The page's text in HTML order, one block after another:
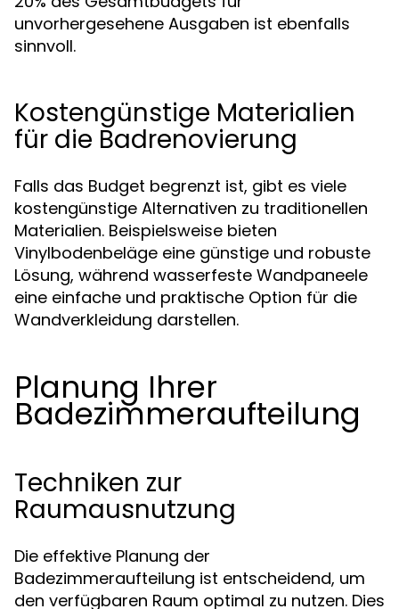
unvorhergesehene Ausgaben ist ebenfalls
sinnvoll.
Kostengünstige Materialien
für die Badrenovierung
Falls das Budget begrenzt ist, gibt es viele
kostengünstige Alternativen zu traditionellen
Materialien. Beispielsweise bieten
Vinylbodenbeläge eine günstige und robuste
Lösung, während wasserfeste Wandpaneele
eine einfache und praktische Option für die
Wandverkleidung darstellen.
Planung Ihrer
Badezimmeraufteilung
Techniken zur
Raumausnutzung
Die effektive Planung der
Badezimmeraufteilung ist entscheidend, um
den verfügbaren Raum optimal zu nutzen. Dies